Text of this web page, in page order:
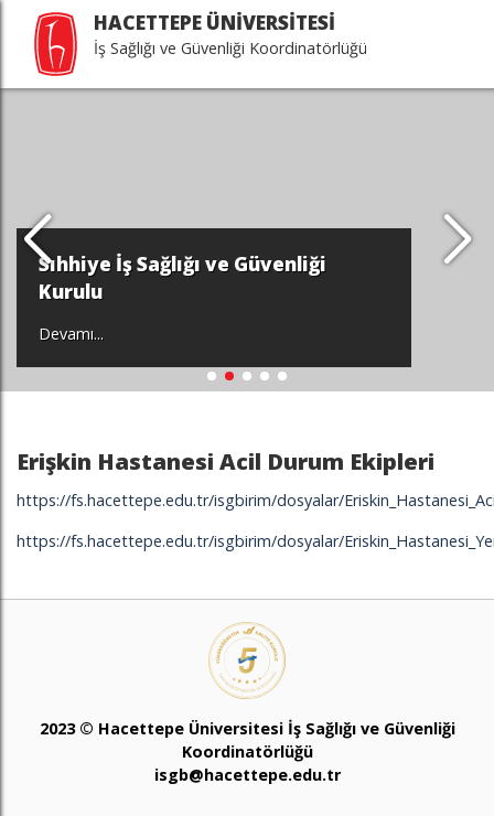
HACETTEPE ÜNİVERSİTESİ
İş Sağlığı ve Güvenliği Koordinatörlüğü
Sıhhiye İş Sağlığı ve Güvenliği
Kurulu
Devamı...
Erişkin Hastanesi Acil Durum Ekipleri
https://fs.hacettepe.edu.tr/isgbirim/dosyalar/
https://fs.hacettepe.edu.tr/isgbirim/dosyalar/
2023 © Hacettepe Üniversitesi İş Sağlığı ve Güvenliği
Koordinatörlüğü
isgb@hacettepe.edu.tr